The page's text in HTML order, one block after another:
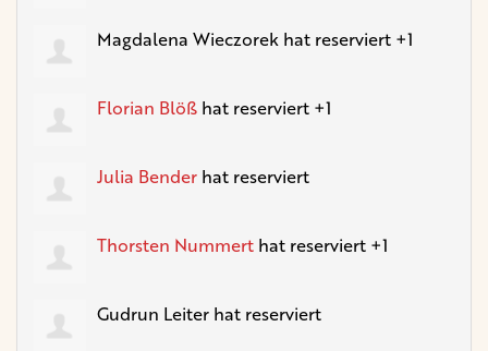
Magdalena Wieczorek hat reserviert +1
Florian Blöß hat reserviert +1
Julia Bender hat reserviert
Thorsten Nummert hat reserviert +1
Gudrun Leiter hat reserviert